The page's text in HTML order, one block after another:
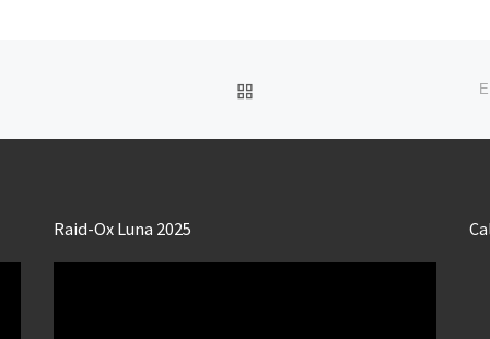
RETOUR À LA LISTE
Raid-Ox Luna 2025